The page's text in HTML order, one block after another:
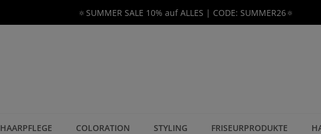
🔅SUMMER SALE 10% auf ALLES | CODE: SUMMER26🔅
HAARPFLEGE COLORATION STYLING FRISEURPRODUKTE